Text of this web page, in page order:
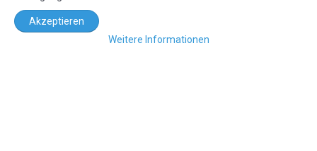
Akzeptieren
Weitere Informationen